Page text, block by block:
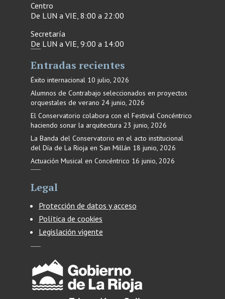
Centro
De LUN a VIE, 8:00 a 22:00
Secretaría
De LUN a VIE, 9:00 a 14:00
Entradas recientes
Éxito internacional 10 julio, 2026
Alumnos de Contrabajo seleccionados en proyectos
orquestales de verano 24 junio, 2026
El Conservatorio colabora con el Festival Concéntrico
haciendo sonar la arquitectura 23 junio, 2026
La Banda del Conservatorio en el acto institucional
del Día de La Rioja en San Millán 18 junio, 2026
Actuación Musical en Concéntrico 16 junio, 2026
Legal
Protección de datos y acceso
Política de cookies
Legislación vigente